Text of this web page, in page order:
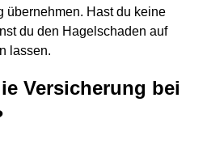
übernehmen. Hast du keine
du den Hagelschaden auf
lassen.
Versicherung bei